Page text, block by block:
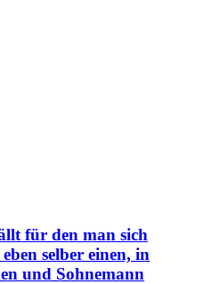
für den man sich
selber einen, in
und Sohnemann